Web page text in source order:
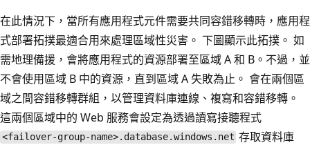
在此情況下，當所有應用程式元件需要共同容錯移轉時，應用程
式部署拓撲最適合用來處理區域性災害。 下圖顯示此拓撲。 如
需地理備援，會將應用程式的資源部署至區域 A 和 B。不過，並
不會使用區域 B 中的資源，直到區域 A 失敗為止。 會在兩個區
域之間容錯移轉群組，以管理資料庫連線、複寫和容錯移轉。
這兩個區域中的 Web 服務會設定為透過讀寫接聽程式
<failover-group-name>.database.windows.net 存取資料庫